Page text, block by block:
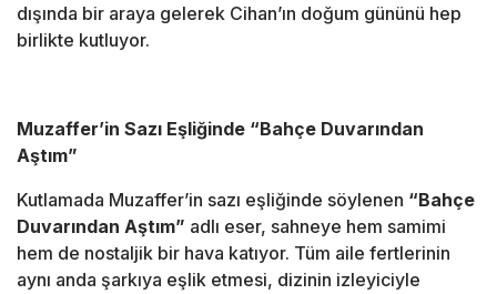
dışında bir araya gelerek Cihan’ın doğum gününü hep
birlikte kutluyor.
Muzaffer’in Sazı Eşliğinde “Bahçe Duvarından
Aştım”
Kutlamada Muzaffer’in sazı eşliğinde söylenen “Bahçe
Duvarından Aştım” adlı eser, sahneye hem samimi
hem de nostaljik bir hava katıyor. Tüm aile fertlerinin
aynı anda şarkıya eşlik etmesi, dizinin izleyiciyle